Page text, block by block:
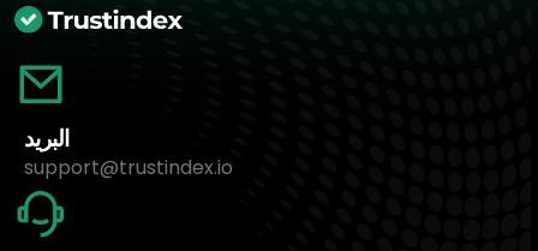
البريد
support@trustindex.io